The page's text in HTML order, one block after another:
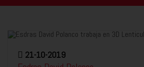
21-10-2019